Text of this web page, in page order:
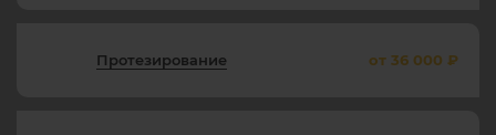
Протезирование от 36 000 ₽